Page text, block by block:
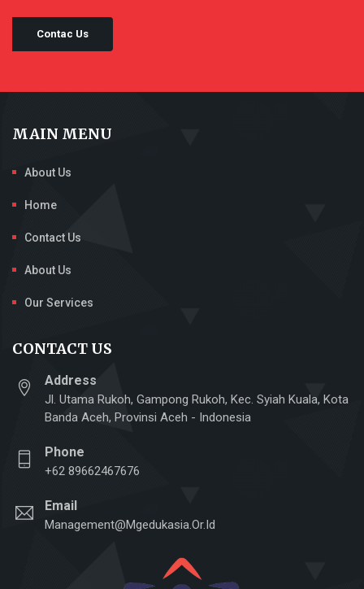
Contac Us
MAIN MENU
About Us
Home
Contact Us
About Us
Our Services
CONTACT US
Address
Jl. Utama Rukoh, Gampong Rukoh, Kec. Syiah Kuala, Kota
Banda Aceh, Provinsi Aceh - Indonesia
Phone
+62 89662467676
Email
Management@mgedukasia.or.id